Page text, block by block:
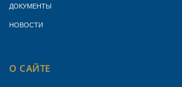
ДОКУМЕНТЫ
НОВОСТИ
О САЙТЕ